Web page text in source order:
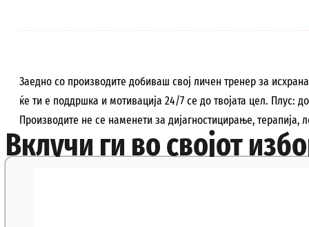
Заедно со производите добиваш свој личен тренер за
ќе ти е поддршка и мотивација 24/7 се до твојата цел. Плус:
Производите не се наменети за дијагностицирање,
Вклучи ги во својот